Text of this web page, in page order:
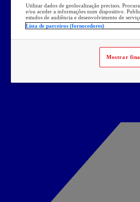
Utilizar dados de geolocalização precisos.
e/ou aceder a informações num dispositivo.
estudos de audiência e desenvolvimento de
Lista de parceiros (fornecedores)
Mostrar